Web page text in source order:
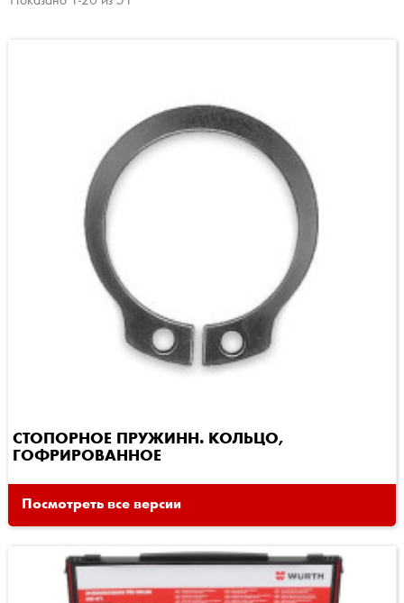
СТОПОРНОЕ ПРУЖИНН. КОЛЬЦО,
ГОФРИРОВАННОЕ
Посмотреть все версии